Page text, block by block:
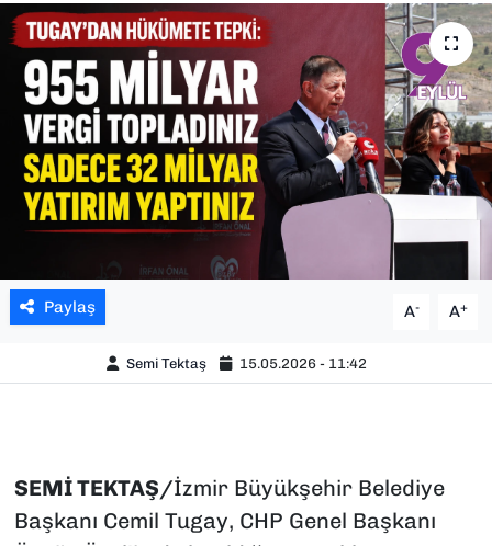
Paylaş A- A+
Semi Tektaş 15.05.2026 - 11:42
SEMİ TEKTAŞ/İzmir Büyükşehir Belediye
Başkanı Cemil Tugay, CHP Genel Başkanı
TEKNOLOJİ
YAŞAM
YEREL YÖNETİMLER